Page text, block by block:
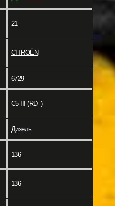
21
CITROËN
6729
C5 III (RD_)
Дизель
136
136